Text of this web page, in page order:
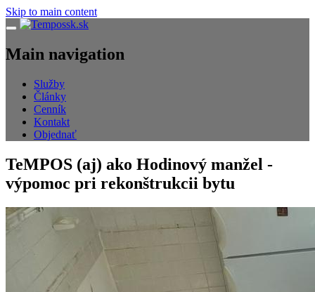
Skip to main content
Navigácia
Main navigation
Služby
Články
Cenník
Kontakt
Objednať
TeMPOS (aj) ako Hodinový manžel -
výpomoc pri rekonštrukcii bytu